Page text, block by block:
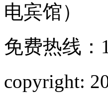
电宾馆）
免费热线：
copyright: